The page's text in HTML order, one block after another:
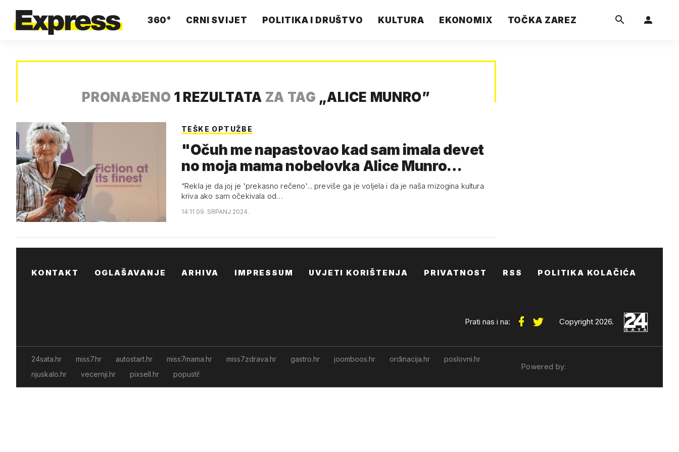
360° CRNI SVIJET POLITIKA I DRUŠTVO KULTURA EKONOMIX TOČKA ZAREZ
PRONAĐENO 1 REZULTATA ZA TAG „ALICE MUNRO”
TEŠKE OPTUŽBE
"Očuh me napastovao kad sam imala devet
no moja mama nobelovka Alice Munro
osta…
“Rekla je da joj je 'prekasno rečeno'... previše ga je voljela i da je naša mizogina kultura
kriva ako sam očekivala od…
14:11 09. SRPANJ 2024.
KONTAKT OGLAŠAVANJE ARHIVA IMPRESSUM UVJETI KORIŠTENJA PRIVATNOST RSS POLITIKA KOLAČIĆA
Prati nas i na: Copyright 2026.
24sata.hr miss7.hr autostart.hr miss7mama.hr miss7zdrava.hr gastro.hr joomboos.hr ordinacija.hr
poslovni.hr
njuskalo.hr
vecernji.hr pixsell.hr popusti!
Powered by: